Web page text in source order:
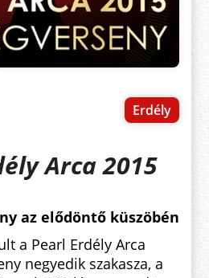
Erdély
Arca 2015
az elődöntő küszöbén
a Pearl Erdély Arca
negyedik szakasza, a